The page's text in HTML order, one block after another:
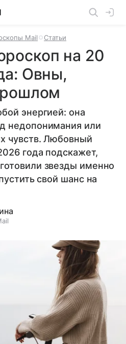
Mail Статьи
на 20
Овны,
энергией: она
недопонимания или
чувств. Любовный
года подскажет,
звезды именно
свой шанс на